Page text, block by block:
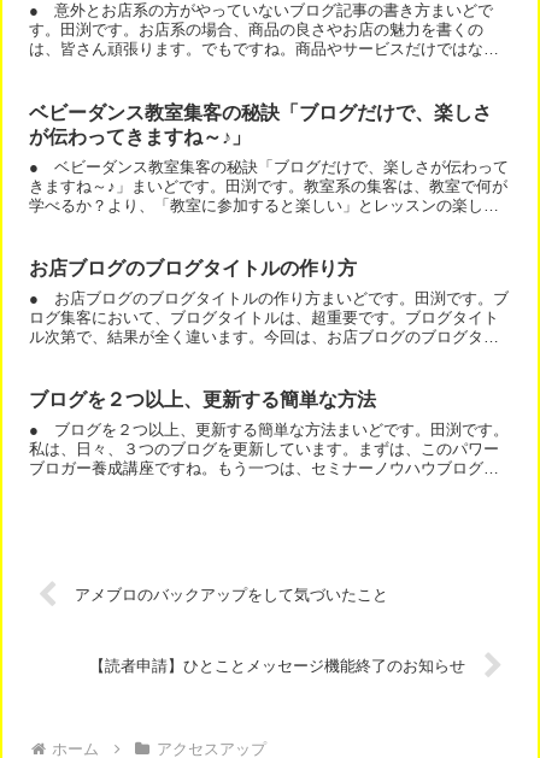
● 意外とお店系の方がやっていないブログ記事の書き方まいどで
す。田渕です。お店系の場合、商品の良さやお店の魅力を書くの
は、皆さん頑張ります。でもですね。商品やサービスだけではない
ベビーダンス教室集客の秘訣「ブログだけで、楽しさ
が伝わってきますね～♪」
● ベビーダンス教室集客の秘訣「ブログだけで、楽しさが伝わって
きますね～♪」まいどです。田渕です。教室系の集客は、教室で何が
学べるか？より、「教室に参加すると楽しい」とレッスンの楽しさ
お店ブログのブログタイトルの作り方
● お店ブログのブログタイトルの作り方まいどです。田渕です。ブ
ログ集客において、ブログタイトルは、超重要です。ブログタイト
ル次第で、結果が全く違います。今回は、お店ブログのブログタイ
ブログを２つ以上、更新する簡単な方法
● ブログを２つ以上、更新する簡単な方法まいどです。田渕です。
私は、日々、３つのブログを更新しています。まずは、このパワー
ブロガー養成講座ですね。もう一つは、セミナーノウハウブログで
アメブロのバックアップをして気づいたこと
【読者申請】ひとことメッセージ機能終了のお知らせ
ホーム アクセスアップ